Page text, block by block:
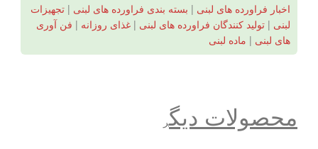
اخبار فراورده های لبنی | بسته بندی فراورده های لبنی | تجهیزات
لبنی | تولید کنندگان فراورده های لبنی | غذای روزانه | فن آوری
های لبنی | ماده لبنی
محصولات دیگر